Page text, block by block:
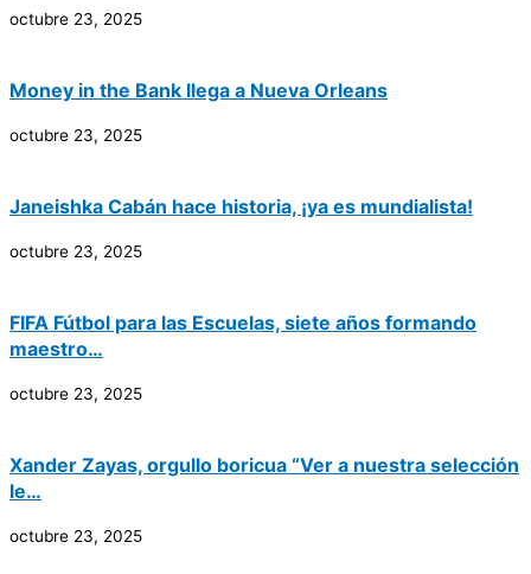
octubre 23, 2025
Money in the Bank llega a Nueva Orleans
octubre 23, 2025
Janeishka Cabán hace historia, ¡ya es mundialista!
octubre 23, 2025
FIFA Fútbol para las Escuelas, siete años formando
maestro…
octubre 23, 2025
Xander Zayas, orgullo boricua “Ver a nuestra selección
le…
octubre 23, 2025